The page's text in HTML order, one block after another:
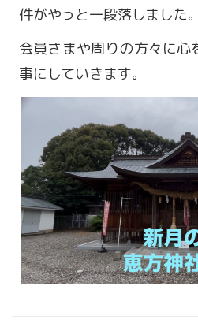
お問
件がやっと一段落しました。
会員さまや周りの方々に心
事にしていきます。